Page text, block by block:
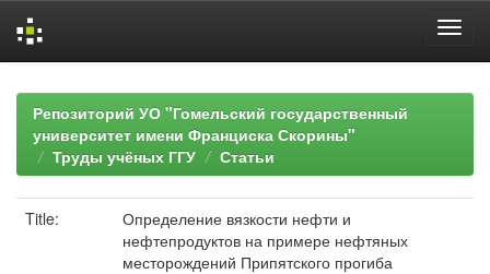
navigationРепозиторий УО "Гомельский государственный
университет имени Франциска Скорины"
Труды учёных ГГУ
Статьи
Title:
Определение вязкости нефти и
нефтепродуктов на примере нефтяных
месторождений Припятского прогиба